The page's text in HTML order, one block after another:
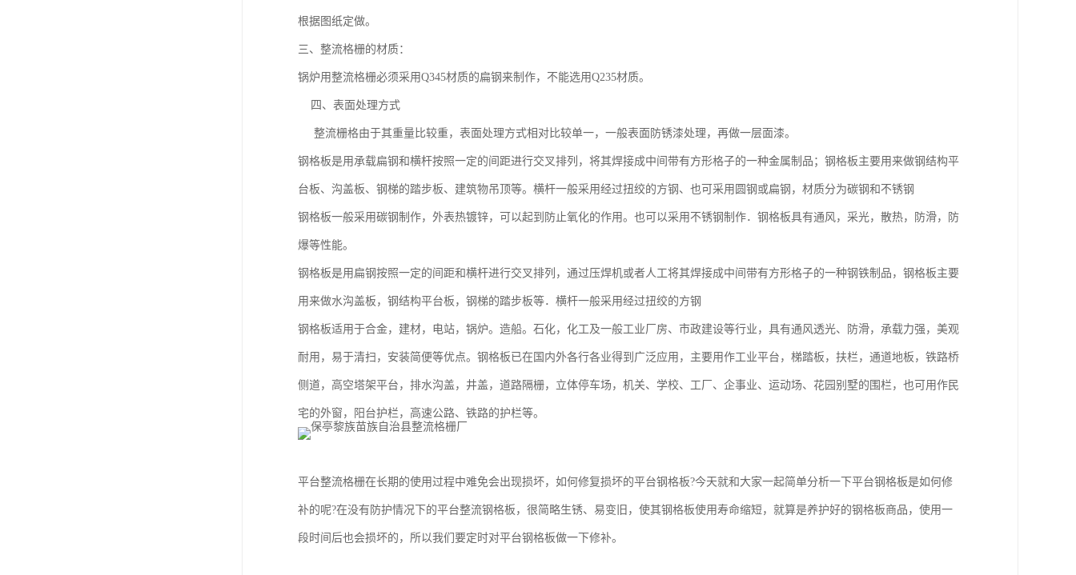
根据图纸定做。
三、整流格栅的材质：
锅炉用整流格栅必须采用Q345材质的扁钢来制作，不能选用Q235材质。
四、表面处理方式
整流栅格由于其重量比较重，表面处理方式相对比较单一，一般表面防锈漆处理，再做一层面漆。
钢格板是用承载扁钢和横杆按照一定的间距进行交叉排列，将其焊接成中间带有方形格子的一种金属制品；钢格板主要用来做钢结构平
台板、沟盖板、钢梯的踏步板、建筑物吊顶等。横杆一般采用经过扭绞的方钢、也可采用圆钢或扁钢，材质分为碳钢和不锈钢
钢格板一般采用碳钢制作，外表热镀锌，可以起到防止氧化的作用。也可以采用不锈钢制作．钢格板具有通风，采光，散热，防滑，防
爆等性能。
钢格板是用扁钢按照一定的间距和横杆进行交叉排列，通过压焊机或者人工将其焊接成中间带有方形格子的一种钢铁制品，钢格板主要
用来做水沟盖板，钢结构平台板，钢梯的踏步板等．横杆一般采用经过扭绞的方钢
钢格板适用于合金，建材，电站，锅炉。造船。石化，化工及一般工业厂房、市政建设等行业，具有通风透光、防滑，承载力强，美观
耐用，易于清扫，安装简便等优点。钢格板已在国内外各行各业得到广泛应用，主要用作工业平台，梯踏板，扶栏，通道地板，铁路桥
侧道，高空塔架平台，排水沟盖，井盖，道路隔栅，立体停车场，机关、学校、工厂、企事业、运动场、花园别墅的围栏，也可用作民
宅的外窗，阳台护栏，高速公路、铁路的护栏等。
平台整流格栅在长期的使用过程中难免会出现损坏，如何修复损坏的平台钢格板?今天就和大家一起简单分析一下平台钢格板是如何修
补的呢?在没有防护情况下的平台整流钢格板，很简略生锈、易变旧，使其钢格板使用寿命缩短，就算是养护好的钢格板商品，使用一
段时间后也会损坏的，所以我们要定时对平台钢格板做一下修补。